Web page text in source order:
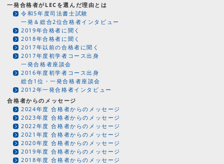
一発合格者がLECを選んだ理由とは
令和5年度司法書士試験
一発＆総合2位合格者インタビュー
2019年合格者に聞く
2018年合格者に聞く
2017年以前の合格者に聞く
2017年度初学者コース出身
一発合格者座談会
2016年度初学者コース出身
総合1位・一発合格者座談会
2012年一発合格者インタビュー
合格者からのメッセージ
2024年度 合格者からのメッセージ
2023年度 合格者からのメッセージ
2022年度 合格者からのメッセージ
2021年度 合格者からのメッセージ
2020年度 合格者からのメッセージ
2019年度 合格者からのメッセージ
2018年度 合格者からのメッセージ